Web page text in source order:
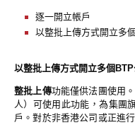
逐一開立帳戶
以整批上傳方式開立多
以整批上傳方式開立多個
整批上傳功能僅供法團使用
人）可使用此功能，為集團
戶。對於非香港公司或正進